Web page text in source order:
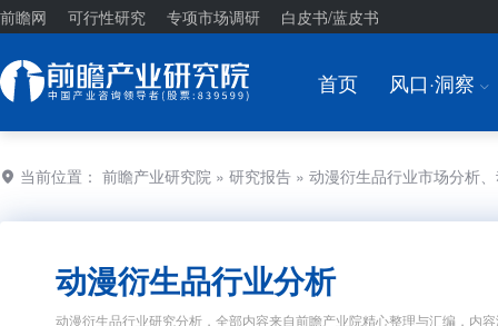
前瞻网 可行性研究 专项市场调研 白皮书/蓝皮书
首页 风口·洞察 I
当前位置： 前瞻产业研究院 » 研究报告 » 动漫衍生品行业市场分析
动漫衍生品行业分析
动漫衍生品行业研究分析，全部内容来自前瞻产业院精心整理与汇编，内